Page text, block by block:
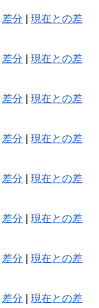
差分 |現在との差
差分 |現在との差
差分 |現在との差
差分 |現在との差
差分 |現在との差
差分 |現在との差
差分 |現在との差
差分 |現在との差